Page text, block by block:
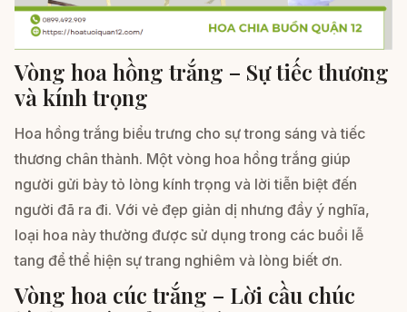
Vòng hoa hồng trắng – Sự tiếc thương
và kính trọng
Hoa hồng trắng biểu trưng cho sự trong sáng và tiếc
thương chân thành. Một vòng hoa hồng trắng giúp
người gửi bày tỏ lòng kính trọng và lời tiễn biệt đến
người đã ra đi. Với vẻ đẹp giản dị nhưng đầy ý nghĩa,
loại hoa này thường được sử dụng trong các buổi lễ
tang để thể hiện sự trang nghiêm và lòng biết ơn.
Vòng hoa cúc trắng – Lời cầu chúc